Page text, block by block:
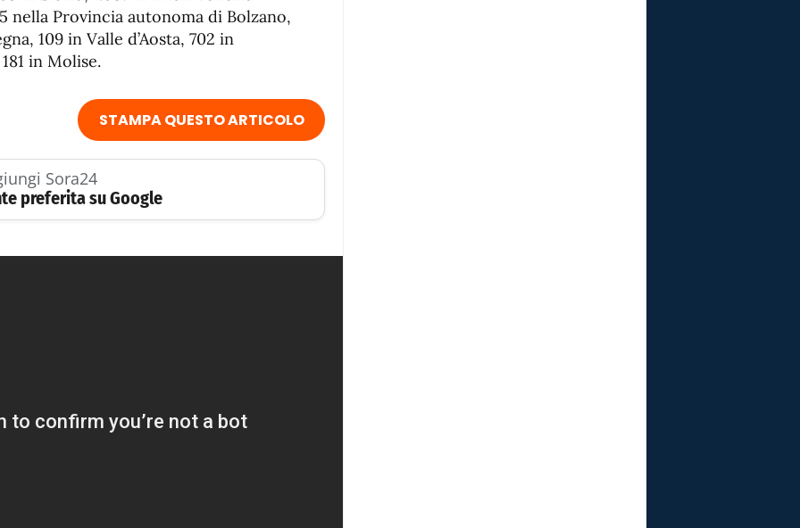
nella Provincia autonoma di Bolzano,
109 in Valle d’Aosta, 702 in
in Molise.
STAMPA QUESTO ARTICOLO
Sora24
preferita su Google